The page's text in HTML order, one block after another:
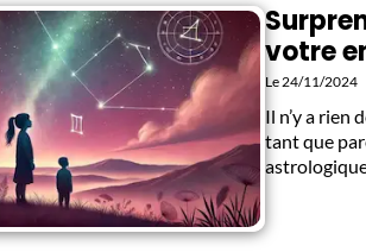
votre
Le 24/11/2024
Il n’y a rien
tant que